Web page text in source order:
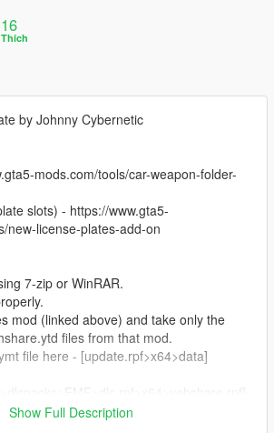
16
Thích
by Johnny Cybernetic
mods.com/tools/car-weapon-folder-
slots) - https://www.gta5-
new-license-plates-add-on
7-zip or WinRAR.
mod (linked above) and take only the
files from that mod.
file here - [update.rpf>x64>data]
here.
Show Full Description